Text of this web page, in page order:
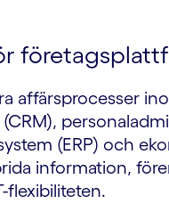
affärsprocesser
(ERP) och
information,
flexibiliteten.